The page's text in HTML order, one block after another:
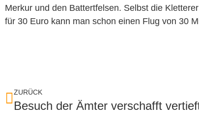
Merkur und den Battertfelsen. Selbst die
für 30 Euro kann man schon einen Flug von 30
ZURÜCK
Besuch der Ämter verschafft